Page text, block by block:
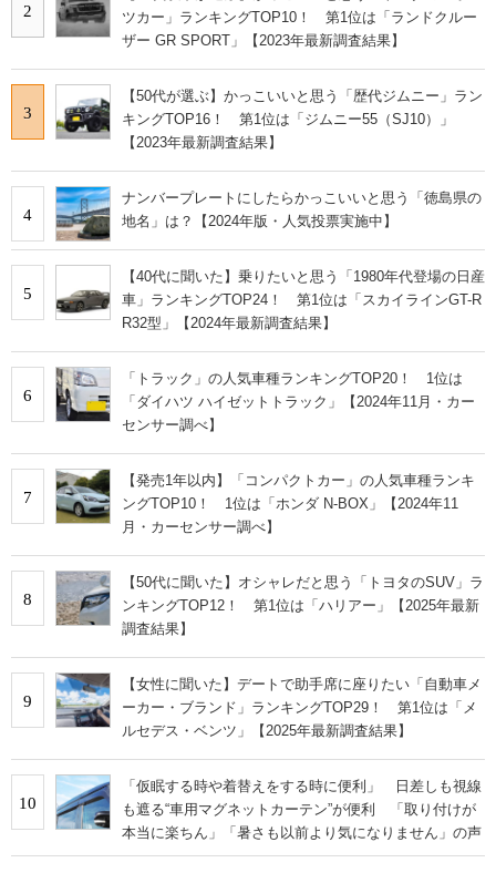
2
ツカー」ランキングTOP10！ 第1位は「ランドクルー
ザー GR SPORT」【2023年最新調査結果】
3
【50代が選ぶ】かっこいいと思う「歴代ジムニー」ラン
キングTOP16！ 第1位は「ジムニー55（SJ10）」
【2023年最新調査結果】
4
ナンバープレートにしたらかっこいいと思う「徳島県の
地名」は？【2024年版・人気投票実施中】
5
【40代に聞いた】乗りたいと思う「1980年代登場の日産
車」ランキングTOP24！ 第1位は「スカイラインGT-R
R32型」【2024年最新調査結果】
6
「トラック」の人気車種ランキングTOP20！ 1位は
「ダイハツ ハイゼットトラック」【2024年11月・カー
センサー調べ】
7
【発売1年以内】「コンパクトカー」の人気車種ランキ
ングTOP10！ 1位は「ホンダ N-BOX」【2024年11
月・カーセンサー調べ】
8
【50代に聞いた】オシャレだと思う「トヨタのSUV」ラ
ンキングTOP12！ 第1位は「ハリアー」【2025年最新
調査結果】
9
【女性に聞いた】デートで助手席に座りたい「自動車メ
ーカー・ブランド」ランキングTOP29！ 第1位は「メ
ルセデス・ベンツ」【2025年最新調査結果】
10
「仮眠する時や着替えをする時に便利」 日差しも視線
も遮る“車用マグネットカーテン”が便利 「取り付けが
本当に楽ちん」「暑さも以前より気になりません」の声